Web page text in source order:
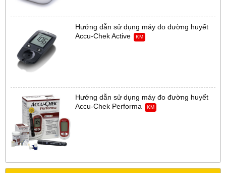
Hướng dẫn sử dụng máy đo đường huyết
Accu-Chek Active
KM
Hướng dẫn sử dụng máy đo đường huyết
Accu-Chek Performa
KM